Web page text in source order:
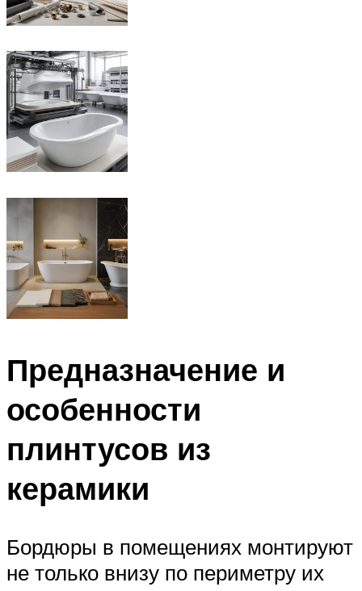
Предназначение и
особенности
плинтусов из
керамики
Бордюры в помещениях монтируют
не только внизу по периметру их